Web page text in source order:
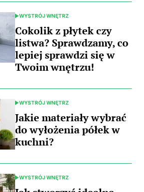
POSTED
IN
WYSTRÓJ WNĘTRZ
Cokolik z płytek czy
listwa? Sprawdzamy, co
lepiej sprawdzi się w
Twoim wnętrzu!
POSTED
IN
WYSTRÓJ WNĘTRZ
Jakie materiały wybrać
do wyłożenia półek w
kuchni?
POSTED
IN
WYSTRÓJ WNĘTRZ